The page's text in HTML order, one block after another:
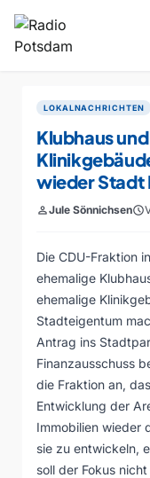
LOKALNACHRICHTEN
Klubhaus
wieder Stadt
personJule Sönnichsenschedule
Die CDU-Fraktion
ehemalige
ehemalige
Stadteigentum
Antrag ins
Finanzausschuss
die Fraktion an,
Entwicklung der
Immobilien wieder
sie zu entwickeln,
soll der Fokus